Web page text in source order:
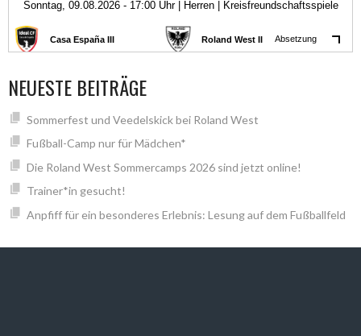
NEUESTE BEITRÄGE
Sommerfest und Veedelskick bei Roland West
Fußball-Camp nur für Mädchen*
Die Roland West Sommercamps 2026 sind jetzt online!
Trainer*in gesucht!
Anpfiff für ein besonderes Erlebnis: Lesung auf dem Fußballfeld